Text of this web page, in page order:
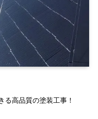
る高品質の塗装工事！